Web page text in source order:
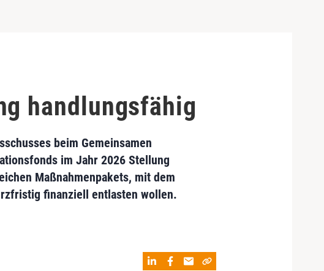
handlungsfähig
beim Gemeinsamen
im Jahr 2026 Stellung
Maßnahmenpakets, mit dem
finanziell entlasten wollen.